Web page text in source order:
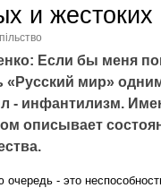
и
Если бы меня
«Русский мир»
- инфантилизм.
описывает
- это